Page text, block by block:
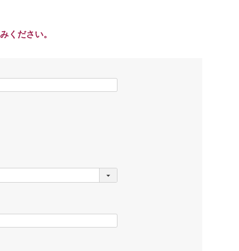
ください。